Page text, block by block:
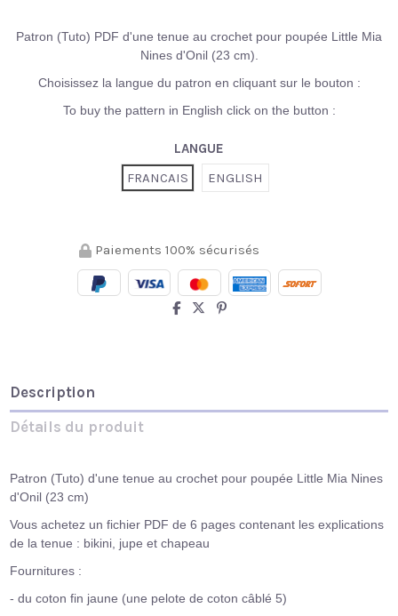
Patron (Tuto) PDF d'une tenue au crochet pour poupée Little Mia
Nines d'Onil (23 cm).
Choisissez la langue du patron en cliquant sur le bouton :
To buy the pattern in English click on the button :
LANGUE
FRANCAIS
ENGLISH
Paiements 100% sécurisés
Description
Détails du produit
Patron (Tuto) d'une tenue au crochet pour poupée Little Mia Nines
d'Onil (23 cm)
Vous achetez un fichier PDF de 6 pages contenant les explications
de la tenue : bikini, jupe et chapeau
Fournitures :
- du coton fin jaune (une pelote de coton câblé 5)